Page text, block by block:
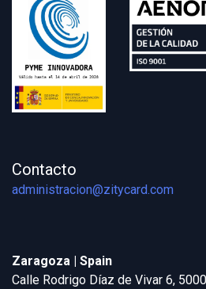
Contacto
administracion@zitycard.com
Zaragoza | Spain
Calle Rodrigo Díaz de Vivar 6,